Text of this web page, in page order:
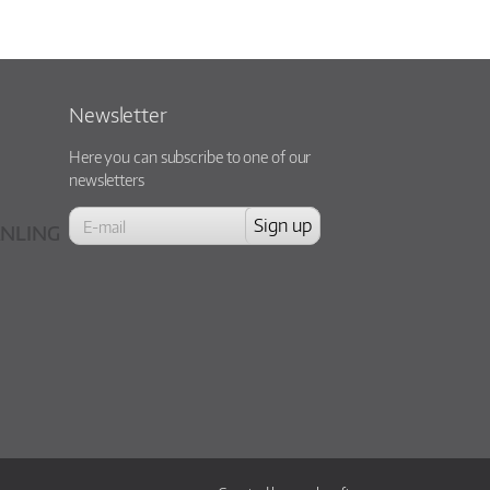
Newsletter
Here you can subscribe to one of our
newsletters